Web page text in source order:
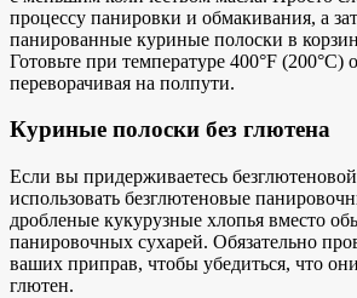
процессу панировки и обмакивания, а
панированные куриные полоски в
Готовьте при температуре 400°F (200°C)
переворачивая на полпути.
Куриные полоски без глютена
Если вы придерживаетесь
использовать безглютеновые
дробленые кукурузные хлопья вместо
панировочных сухарей. Обязательно
ваших приправ, чтобы убедиться, что
глютен.